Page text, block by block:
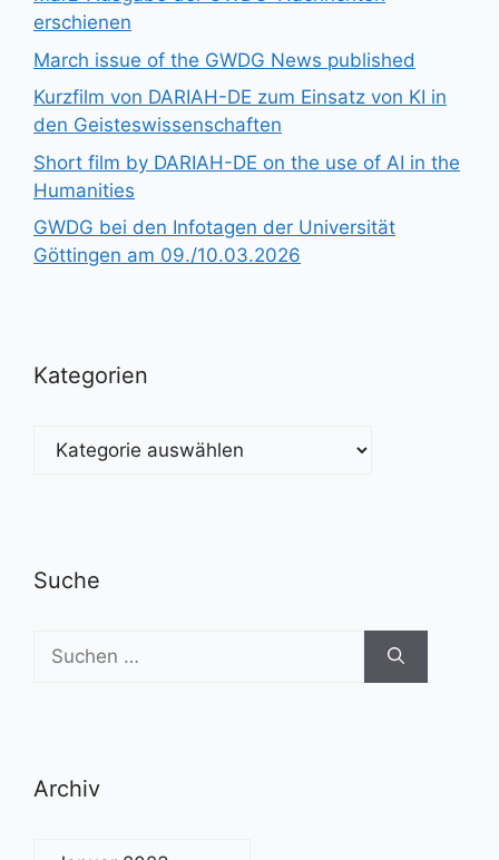
erschienen
March issue of the GWDG News published
Kurzfilm von DARIAH-DE zum Einsatz von KI in
den Geisteswissenschaften
Short film by DARIAH-DE on the use of AI in the
Humanities
GWDG bei den Infotagen der Universität
Göttingen am 09./10.03.2026
Kategorien
Kategorien
Suche
Suchen
nach:
Archiv
Archiv